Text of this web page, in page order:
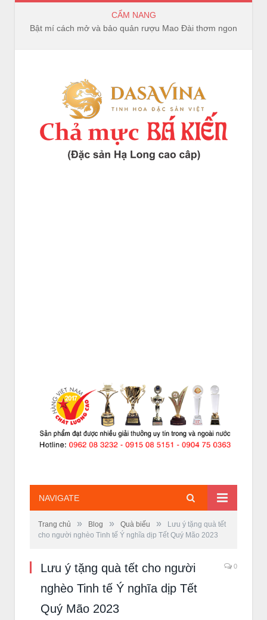
CẨM NANG
Bật mí cách mở và bảo quản rượu Mao Đài thơm ngon, trọn vị
NAVIGATE
Trang chủ » Blog » Quà biếu »
Lưu ý tặng quà tết
cho người nghèo Tinh tế Ý nghĩa dịp Tết Quý Mão 2023
Lưu ý tặng quà tết cho người
nghèo Tinh tế Ý nghĩa dịp Tết
Quý Mão 2023
0